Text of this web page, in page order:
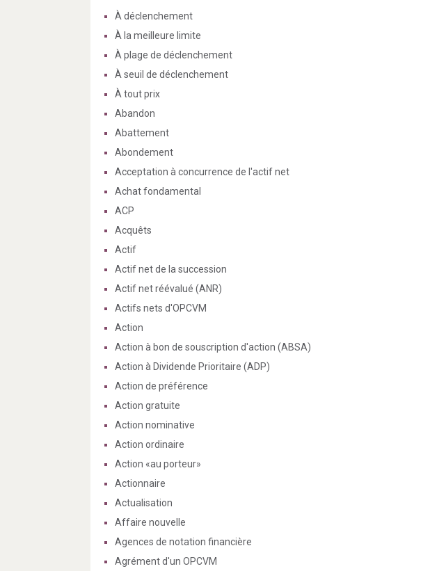
À déclenchement
À la meilleure limite
À plage de déclenchement
À seuil de déclenchement
À tout prix
Abandon
Abattement
Abondement
Acceptation à concurrence de l'actif net
Achat fondamental
ACP
Acquêts
Actif
Actif net de la succession
Actif net réévalué (ANR)
Actifs nets d'OPCVM
Action
Action à bon de souscription d'action (ABSA)
Action à Dividende Prioritaire (ADP)
Action de préférence
Action gratuite
Action nominative
Action ordinaire
Action «au porteur»
Actionnaire
Actualisation
Affaire nouvelle
Agences de notation financière
Agrément d'un OPCVM